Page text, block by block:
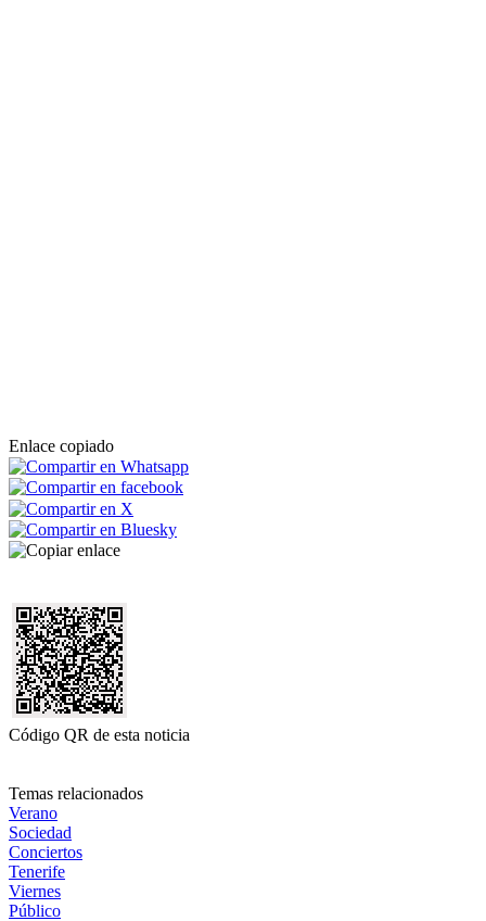
Enlace copiado
Código QR de esta noticia
Temas relacionados
Verano
Sociedad
Conciertos
Tenerife
Viernes
Público